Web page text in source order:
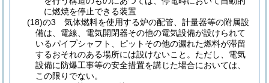
に燃焼を停止できる装置
(18)の3
気体燃料を使用する炉の配管、計量器等の附属設
備は、電線、電気開閉器その他の電気設備が設けられて
いるパイプシャフト、ピットその他の漏れた燃料が滞留
するおそれのある場所には設けないこと。 ただし、電気
設備に防爆工事等の安全措置を講じた場合においては、
この限りでない。